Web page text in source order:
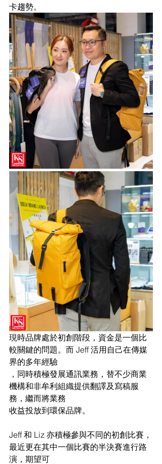
卡趨勢。
現時品牌處於初創階段，資金是一個比
較關鍵的問題。而 Jeff 活用自己在傳媒
界的多年經驗
，同時積極發展通訊業務，替不少商業
機構和非牟利組織提供翻譯及寫稿服
務，繼而將業務
收益投放到環保品牌。
Jeff 和 Liz 亦積極參與不同的初創比賽，
最近更在其中一個比賽的半決賽進行路
演，期望可